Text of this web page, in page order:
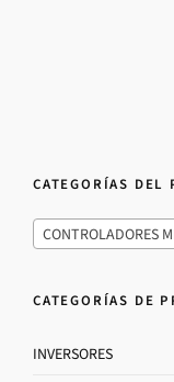
CATEGORÍAS DEL
CONTROLADORES
CATEGORÍAS DE
INVERSORES